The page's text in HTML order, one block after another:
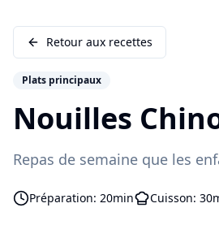
Retour aux recettes
Plats principaux
Nouilles
Repas de semaine que les
Préparation: 20min Cuisson: